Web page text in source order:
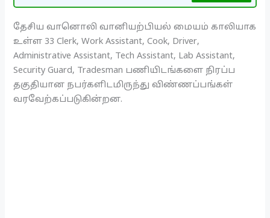
தேசிய வானொலி வானியற்பியல் மையம் காலியாக
உள்ள 33 Clerk, Work Assistant, Cook, Driver,
Administrative Assistant, Tech Assistant, Lab Assistant,
Security Guard, Tradesman பணியிடங்களை நிரப்ப
தகுதியான நபர்களிடமிருந்து விண்ணப்பங்கள்
வரவேற்கப்படுகின்றன.